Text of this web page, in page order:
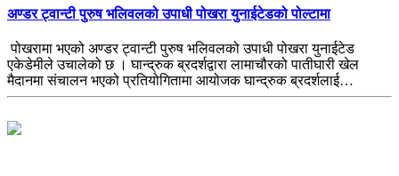
अण्डर ट्वान्टी पुरुष भलिवलको उपाधी पोखरा युनाईटेडको पोल्टामा
पोखरामा भएको अण्डर ट्वान्टी पुरुष भलिवलको उपाधी पोखरा युनाईटेड
एकेडेमीले उचालेको छ । घान्द्रुक ब्रदर्शद्वारा लामाचौरको पातीघारी खेल
मैदानमा संचालन भएको प्रतियोगितामा आयोजक घान्द्रुक ब्रदर्शलाई…